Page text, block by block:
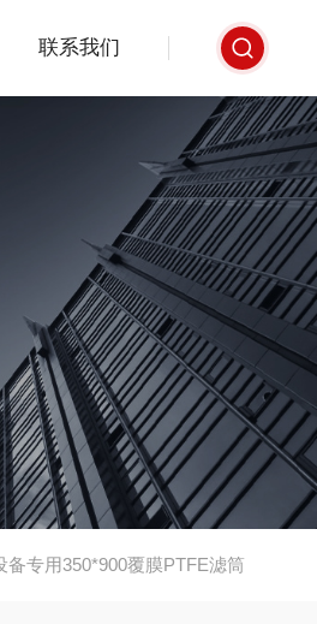
联系我们
备专用350*900覆膜PTFE滤筒